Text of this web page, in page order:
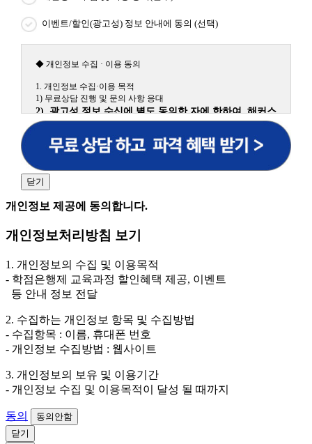
이벤트/할인(광고성) 정보 안내에 동의 (선택)
◆ 개인정보 수집 · 이용 동의
1. 개인정보 수집·이용 목적
1) 무료상담 진행 및 문의 사항 응대
2) 광고성 정보 수신에 별도 동의한 자에 한하여 해커스
원격평생교육원을 비롯한 해커스 교육그룹의 새로운 서
비스 신상품이나 이벤트, 최신 정보 안내 등 신청자의 취
향에 맞는 최적의 서비스를 제공하기 위함.
어, 해커스일본어, 해커스잡, 해커스금융, 해커스임용, 해커스공무
원, 해커스경찰, 해커스소방, 해커스공인중개사, 해커스주택관리
사, 해커스편입 등)
3. 개인정보 보유/이용 기간: 법령상 정하는 경우를 제
외하고는 회원탈퇴 시까지 이용 및 보관합니다. 단, 비회
원이거나 상담 시로부터 3년 이내 탈퇴하는 자의 경우,
소비자 불만 또는 분쟁처리를 위해 3년간 보관합니다.
의 경우에는 상담 신청이 제한됩니다.
닫기
개인정보 제공에 동의합니다.
개인정보처리방침 보기
1. 개인정보의 수집 및 이용목적
- 학점은행제 교육과정 할인혜택 제공, 이벤트
등 안내 정보 전달
2. 수집하는 개인정보 항목 및 수집방법
- 수집항목 : 이름, 휴대폰 번호
- 개인정보 수집방법 : 웹사이트
3. 개인정보의 보유 및 이용기간
- 개인정보 수집 및 이용목적이 달성 될 때까지
동의
동의안함
닫기